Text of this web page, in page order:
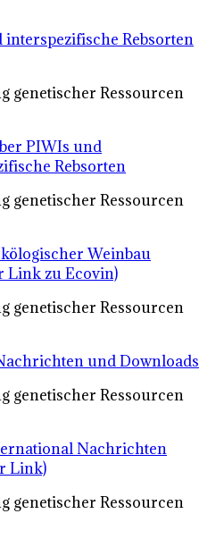
interspezifische Rebsorten
genetischer Ressourcen
PIWIs und
Rebsorten
genetischer Ressourcen
Weinbau
Link zu Ecovin)
genetischer Ressourcen
und Downloads
genetischer Ressourcen
Nachrichten
Link)
genetischer Ressourcen